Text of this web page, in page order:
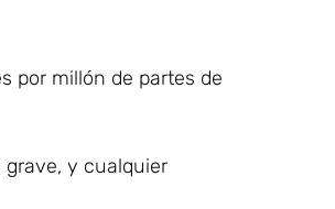
por millón de partes de
y cualquier